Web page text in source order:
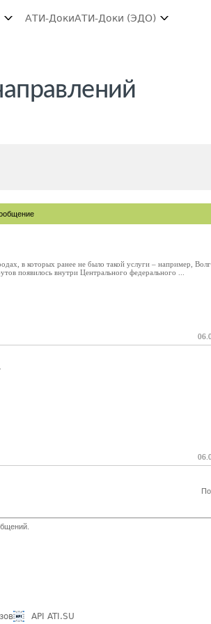
АТИ-ДокиАТИ-Доки (ЭДО)
в которых ранее не было такой услуги – например,
появилось внутри Центрального федерального ...
API ATI.SU